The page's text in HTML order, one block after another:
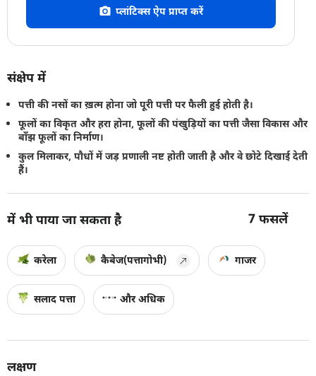
प्लांटिक्स ऐप प्राप्त करें
संक्षेप में
पत्ती की नसों का ख़त्म होना जो पूरी पत्ती पर फैली हुई होती है।
फूलों का विकृत और हरा होना, फूलों की पंखुड़ियों का पत्ती जैसा विकास और
बाँझ फूलों का निर्माण।
कुल मिलाकर, पौधों में जड़ प्रणाली नष्ट होती जाती है और वे छोटे दिखाई देती
हैं।
में भी पाया जा सकता है 7 फसलें
करेला कैबेज(पत्तागोभी) गाजर
सलाद पत्ता और अधिक
लक्षण